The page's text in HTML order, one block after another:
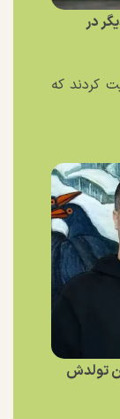
در
کردند که
تولدش